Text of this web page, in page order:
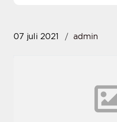
07 juli 2021 admin